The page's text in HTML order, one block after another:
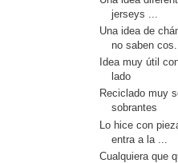
jerseys ...
Una idea de
no saben cos...
Idea muy útil
lado
Reciclado muy
sobrantes
Lo hice con
entra a la ...
Cualquiera que